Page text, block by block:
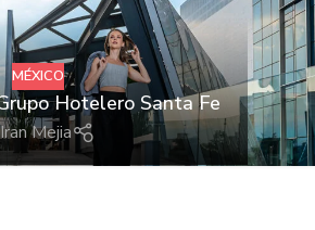
MÉXICO
Hotelero Santa Fe
Iran Mejia